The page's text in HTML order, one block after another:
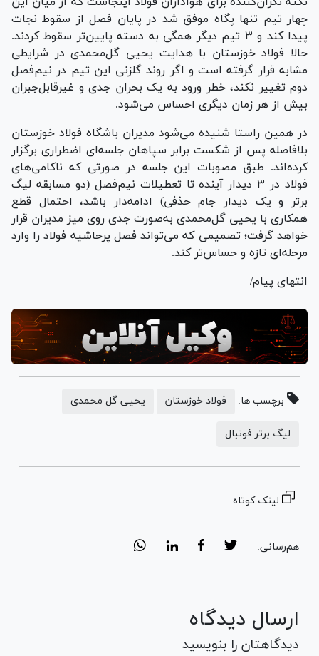
چهار تیم تنها پگاه موفق شد در پایان فصل از سقوط نجات
پیدا کند و ۳ تیم دیگر همگی به دسته پایین‌تر سقوط کردند.
حالا فولاد خوزستان با هدایت یحیی گل‌محمدی در شرایطی
مشابه قرار گرفته است و اگر روند گلزنی این تیم در نیم‌فصل
دوم تغییر نکند، خطر ورود به یک بحران جدی و غیرقابل‌جبران
بیش از هر زمان دیگری احساس می‌شود.
در همین راستا شنیده می‌شود مدیران باشگاه فولاد خوزستان
بلافاصله پس از شکست برابر سپاهان جلسه‌ای اضطراری برگزار
کرده‌اند. طبق مصوبات این جلسه در صورتی که ناکامی‌های
فولاد در ۳ دیدار آینده تا تعطیلات نیم‌فصل (دو مسابقه لیگ
برتر و یک دیدار جام حذفی) ادامه‌دار باشد، احتمال قطع
همکاری با یحیی گل‌محمدی به‌صورت جدی روی میز مدیران قرار
خواهد گرفت؛ تصمیمی که می‌تواند فصل پرحاشیه فولاد را وارد
مرحله‌ای تازه و حساس‌تر کند.
انتهای پیام/
برچسب ها: فولاد خوزستان یحیی گل محمدی
لیگ برتر فوتبال
لینک کوتاه
هم‌رسانی:
ارسال دیدگاه
دیدگاهتان را بنویسید